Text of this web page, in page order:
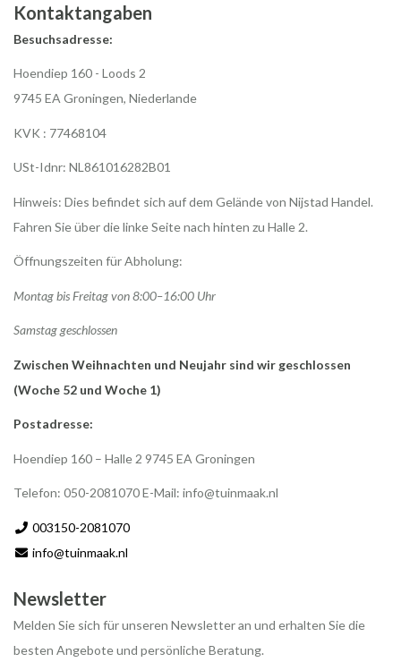
Kontaktangaben
Besuchsadresse:
Hoendiep 160 - Loods 2
9745 EA Groningen, Niederlande
KVK : 77468104
USt-Idnr: NL861016282B01
Hinweis: Dies befindet sich auf dem Gelände von Nijstad Handel.
Fahren Sie über die linke Seite nach hinten zu Halle 2.
Öffnungszeiten für Abholung:
Montag bis Freitag von 8:00–16:00 Uhr
Samstag geschlossen
Zwischen Weihnachten und Neujahr sind wir geschlossen
(Woche 52 und Woche 1)
Postadresse:
Hoendiep 160 – Halle 2 9745 EA Groningen
Telefon: 050-2081070 E-Mail: info@tuinmaak.nl
003150-2081070
info@tuinmaak.nl
Newsletter
Melden Sie sich für unseren Newsletter an und erhalten Sie die
besten Angebote und persönliche Beratung.